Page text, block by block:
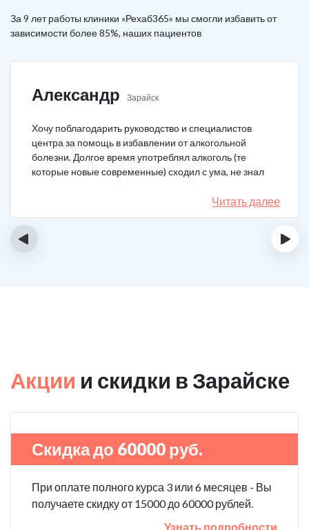
За 9 лет работы клиники «Рехаб365» мы смогли избавить от
зависимости более 85%, наших пациентов
Александр Зарайск
Хочу поблагодарить руководство и специалистов
центра за помощь в избавлении от алкогольной
болезни. Долгое время употреблял алкоголь (те
которые новые современные) сходил с ума, не знал
куда деться от своей зависимости. Искал тех кто
сможет мне помочь в интернете, позвонил, приехал.
На сегодняшний день не употребляю!
Читать далее
‹ ›
Акции и скидки в Зарайске
Скидка до 60000 руб.
При оплате полного курса 3 или 6 месяцев - Вы
получаете скидку от 15000 до 60000 рублей.
Узнать подробности